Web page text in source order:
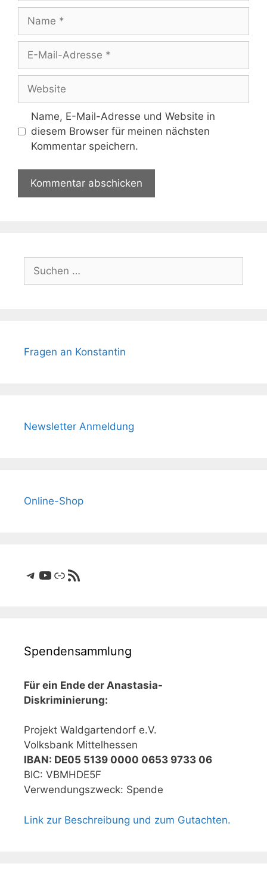
Name
Adresse
Website
Name, E-Mail-Adresse und Website in
diesem Browser für meinen nächsten
Kommentar speichern.
nach:
Fragen an Konstantin
Newsletter Anmeldung
Online-Shop
Telegram
YouTube
LinkRSS-Feed
Spendensammlung
Für ein Ende der Anastasia-
Diskriminierung:
Projekt Waldgartendorf e.V.
Volksbank Mittelhessen
IBAN: DE05 5139 0000 0653 9733 06
BIC: VBMHDE5F
Verwendungszweck: Spende
Link zur Beschreibung und zum Gutachten.